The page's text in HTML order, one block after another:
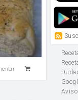
Aviso